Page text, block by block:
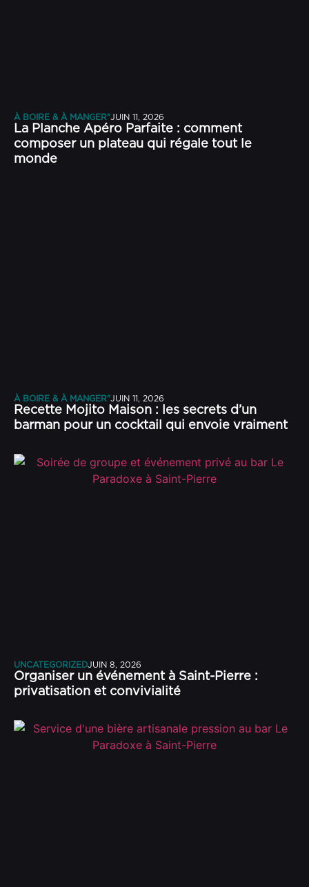
À BOIRE & À MANGER"JUIN 11, 2026
La Planche Apéro Parfaite : comment
composer un plateau qui régale tout le
monde
À BOIRE & À MANGER"JUIN 11, 2026
Recette Mojito Maison : les secrets d’un
barman pour un cocktail qui envoie vraiment
UNCATEGORIZEDJUIN 8, 2026
Organiser un événement à Saint-Pierre :
privatisation et convivialité